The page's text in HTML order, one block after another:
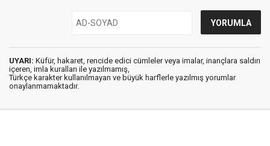
UYARI: Küfür, hakaret, rencide edici cümleler veya imalar, inançlara saldırı
içeren, imla kuralları ile yazılmamış,
Türkçe karakter kullanılmayan ve büyük harflerle yazılmış yorumlar
onaylanmamaktadır.